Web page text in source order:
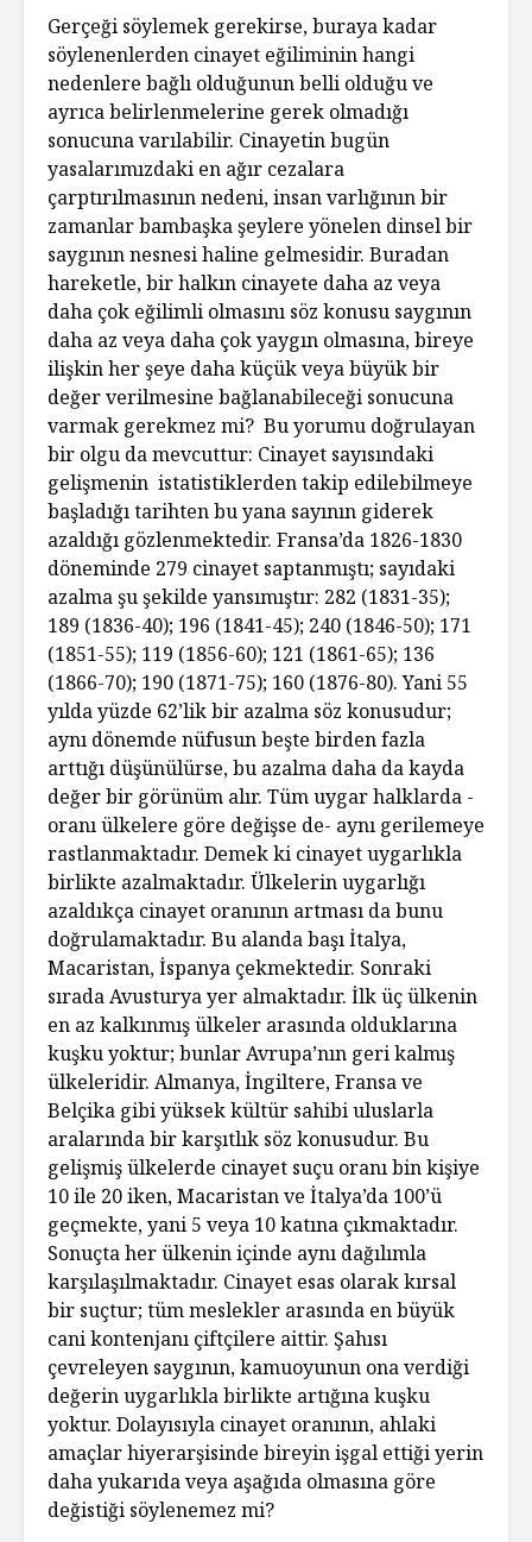
Gerçeği söylemek gerekirse, buraya kadar
söylenenlerden cinayet eğiliminin hangi
nedenlere bağlı olduğunun belli olduğu ve
ayrıca belirlenmelerine gerek olmadığı
sonucuna varılabilir. Cinayetin bugün
yasalarımızdaki en ağır cezalara
çarptırılmasının nedeni, insan varlığının bir
zamanlar bambaşka şeylere yönelen dinsel bir
saygının nesnesi haline gelmesidir. Buradan
hareketle, bir halkın cinayete daha az veya
daha çok eğilimli olmasını söz konusu saygının
daha az veya daha çok yaygın olmasına, bireye
ilişkin her şeye daha küçük veya büyük bir
değer verilmesine bağlanabileceği sonucuna
varmak gerekmez mi? Bu yorumu doğrulayan
bir olgu da mevcuttur: Cinayet sayısındaki
gelişmenin istatistiklerden takip edilebilmeye
başladığı tarihten bu yana sayının giderek
azaldığı gözlenmektedir. Fransa’da 1826-1830
döneminde 279 cinayet saptanmıştı; sayıdaki
azalma şu şekilde yansımıştır: 282 (1831-35);
189 (1836-40); 196 (1841-45); 240 (1846-50); 171
(1851-55); 119 (1856-60); 121 (1861-65); 136
(1866-70); 190 (1871-75); 160 (1876-80). Yani 55
yılda yüzde 62’lik bir azalma söz konusudur;
aynı dönemde nüfusun beşte birden fazla
arttığı düşünülürse, bu azalma daha da kayda
değer bir görünüm alır. Tüm uygar halklarda -
oranı ülkelere göre değişse de- aynı gerilemeye
rastlanmaktadır. Demek ki cinayet uygarlıkla
birlikte azalmaktadır. Ülkelerin uygarlığı
azaldıkça cinayet oranının artması da bunu
doğrulamaktadır. Bu alanda başı İtalya,
Macaristan, İspanya çekmektedir. Sonraki
sırada Avusturya yer almaktadır. İlk üç ülkenin
en az kalkınmış ülkeler arasında olduklarına
kuşku yoktur; bunlar Avrupa’nın geri kalmış
ülkeleridir. Almanya, İngiltere, Fransa ve
Belçika gibi yüksek kültür sahibi uluslarla
aralarında bir karşıtlık söz konusudur. Bu
gelişmiş ülkelerde cinayet suçu oranı bin kişiye
10 ile 20 iken, Macaristan ve İtalya’da 100’ü
geçmekte, yani 5 veya 10 katına çıkmaktadır.
Sonuçta her ülkenin içinde aynı dağılımla
karşılaşılmaktadır. Cinayet esas olarak kırsal
bir suçtur; tüm meslekler arasında en büyük
cani kontenjanı çiftçilere aittir. Şahısı
çevreleyen saygının, kamuoyunun ona verdiği
değerin uygarlıkla birlikte artığına kuşku
yoktur. Dolayısıyla cinayet oranının, ahlaki
amaçlar hiyerarşisinde bireyin işgal ettiği yerin
daha yukarıda veya aşağıda olmasına göre
değistiği söylenemez mi?